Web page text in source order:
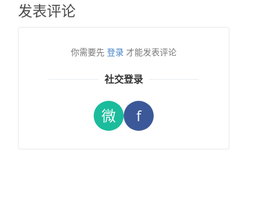
发表评论
你需要先 登录 才能发表评论
社交登录
微 f